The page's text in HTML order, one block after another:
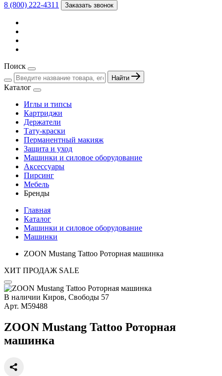
8 (800) 222-4311
Заказать звонок
Поиск
Найти
Каталог
Иглы и типсы
Картриджи
Держатели
Тату-краски
Перманентный макияж
Защита и уход
Машинки и силовое оборудование
Аксессуары
Пирсинг
Мебель
Бренды
Главная
Каталог
Машинки и силовое оборудование
Машинки
ZOON Mustang Tattoo Роторная машинка
ХИТ ПРОДАЖ SALE
В наличии Киров, Свободы 57
Арт. М59488
ZOON Mustang Tattoo Роторная
машинка